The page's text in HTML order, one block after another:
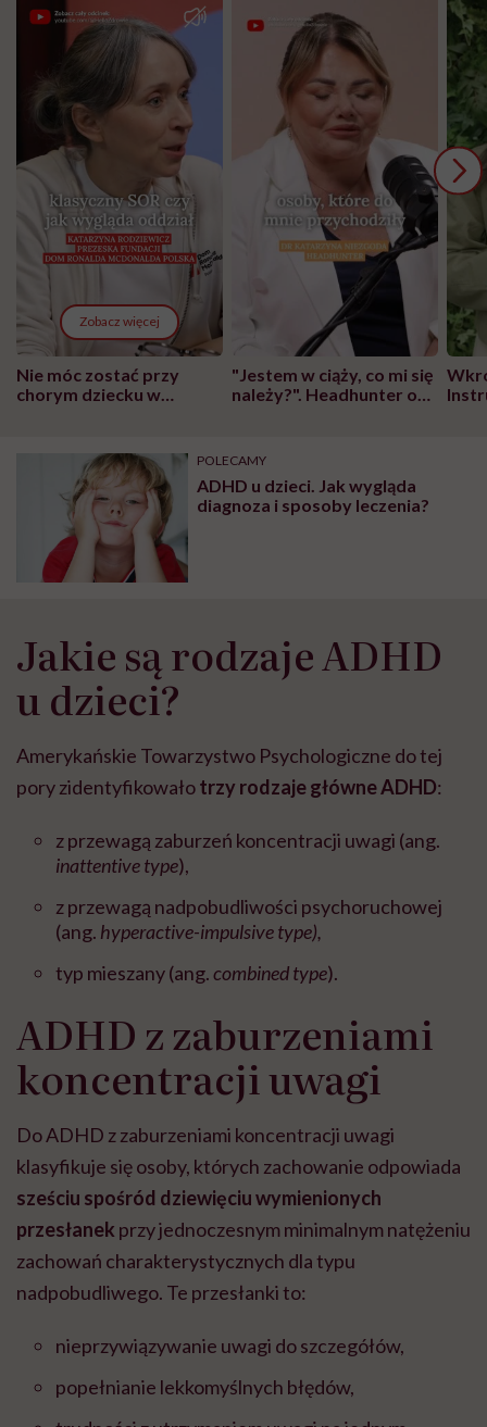
Zobacz więcej
Nie móc zostać przy
chorym dziecku w
może chyba tylko
głupota i brak
wyobraźni"
"Jestem w ciąży, co mi się
należy?". Headhunter o
pracy
POLECAMY
ADHD u dzieci. Jak wygląda
diagnoza i sposoby leczenia?
Jakie są rodzaje ADHD
u dzieci?
Amerykańskie Towarzystwo Psychologiczne do tej
pory zidentyfikowałotrzy rodzaje główne ADHD:
z przewagą zaburzeń koncentracji uwagi (ang.
inattentive type),
z przewagą nadpobudliwości psychoruchowej
(ang. hyperactive-impulsive type),
typ mieszany(ang.combined type).
ADHD z zaburzeniami
koncentracji uwagi
Do ADHD z zaburzeniami koncentracji uwagi
klasyfikuje się osoby, których zachowanie odpowiada
sześciu spośród dziewięciu wymienionych
przesłanek przy jednoczesnym minimalnym natężeniu
zachowań charakterystycznych dla typu
nadpobudliwego. Te przesłanki to:
nieprzywiązywanie uwagi do szczegółów,
popełnianie lekkomyślnych błędów,